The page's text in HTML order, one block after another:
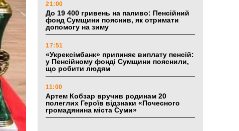
21:00
До 19 400 гривень на паливо: Пенсійний
фонд Сумщини пояснив, як отримати
допомогу на зиму
17:51
«Укрексімбанк» припиняє виплату пенсій:
у Пенсійному фонді Сумщини пояснили,
що робити людям
11:00
Артем Кобзар вручив родинам 20
полеглих Героїв відзнаки «Почесного
громадянина міста Суми»